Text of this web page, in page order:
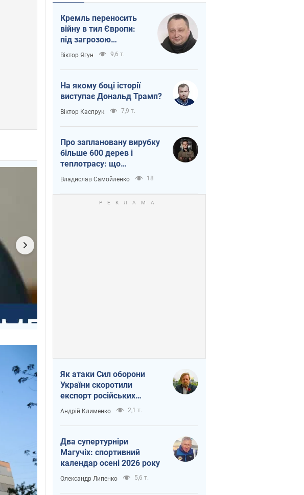
Кремль переносить
війну в тил Європи:
під загрозою
критична логістика
Віктор Ягун 9,6 т.
На якому боці історії
виступає Дональд Трамп?
Віктор Каспрук 7,9 т.
Про заплановану вирубку
більше 600 дерев і
теплотрасу: що
відбувається на Теремках
у Києві
Владислав Самойленко 18
Як атаки Сил оборони
України скоротили
експорт російських
нафтопродуктів
Андрій Клименко 2,1 т.
Два супертурніри
Магучіх: спортивний
календар осені 2026 року
Олександр Липенко 5,6 т.